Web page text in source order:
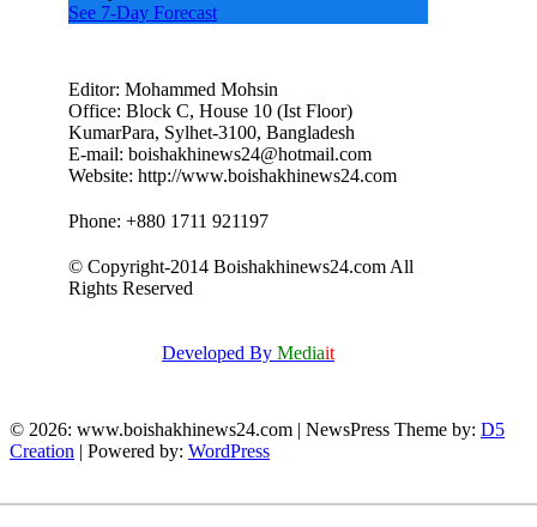
See 7-Day Forecast
Editor: Mohammed Mohsin
Office: Block C, House 10 (Ist Floor)
KumarPara, Sylhet-3100, Bangladesh
E-mail: boishakhinews24@hotmail.com
Website: http://www.boishakhinews24.com
Phone: +880 1711 921197
© Copyright-2014 Boishakhinews24.com All
Rights Reserved
Developed By Mediait
© 2026: www.boishakhinews24.com | NewsPress Theme by: D5
Creation | Powered by: WordPress